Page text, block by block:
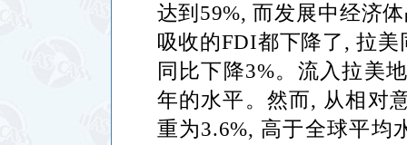
达到 59%,而发展中经济
吸收的FDI都下降了,拉美
同比下降3%。流入拉美
年的水平。然而, 从相对
重为3.6%, 高于全球平均